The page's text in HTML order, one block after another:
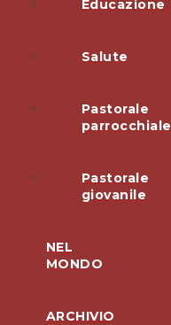
Educazione
Salute
Pastorale
parrocchiale
Pastorale
giovanile
NEL
MONDO
ARCHIVIO